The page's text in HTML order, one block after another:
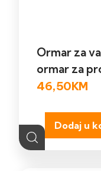
Ormar za
ormar za
46,50KM
Dodaj u